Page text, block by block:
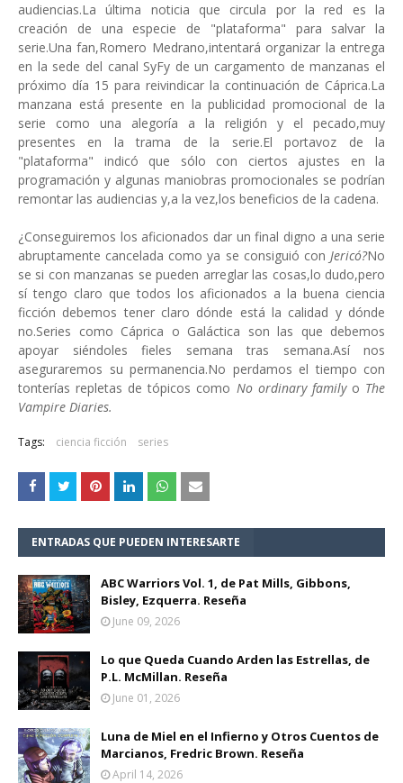
audiencias.La última noticia que circula por la red es la
creación de una especie de "plataforma" para salvar la
serie.Una fan,Romero Medrano,intentará organizar la entrega
en la sede del canal SyFy de un cargamento de manzanas el
próximo día 15 para reivindicar la continuación de Cáprica.La
manzana está presente en la publicidad promocional de la
serie como una alegoría a la religión y el pecado,muy
presentes en la trama de la serie.El portavoz de la
"plataforma" indicó que sólo con ciertos ajustes en la
programación y algunas maniobras promocionales se podrían
remontar las audiencias y,a la vez,los beneficios de la cadena.
¿Conseguiremos los aficionados dar un final digno a una serie
abruptamente cancelada como ya se consiguió con Jericó?No
se si con manzanas se pueden arreglar las cosas,lo dudo,pero
sí tengo claro que todos los aficionados a la buena ciencia
ficción debemos tener claro dónde está la calidad y dónde
no.Series como Cáprica o Galáctica son las que debemos
apoyar siéndoles fieles semana tras semana.Así nos
aseguraremos su permanencia.No perdamos el tiempo con
tonterías repletas de tópicos como No ordinary familyo The
Vampire Diaries.
Tags: ciencia ficción series
ENTRADAS QUE PUEDEN INTERESARTE
ABC Warriors Vol. 1, de Pat Mills, Gibbons,
Bisley, Ezquerra. Reseña
June 09, 2026
Lo que Queda Cuando Arden las Estrellas, de
P.L. McMillan. Reseña
June 01, 2026
Luna de Miel en el Infierno y Otros Cuentos de
Marcianos, Fredric Brown. Reseña
April 14, 2026